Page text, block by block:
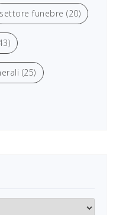
settore funebre (20)
(25)